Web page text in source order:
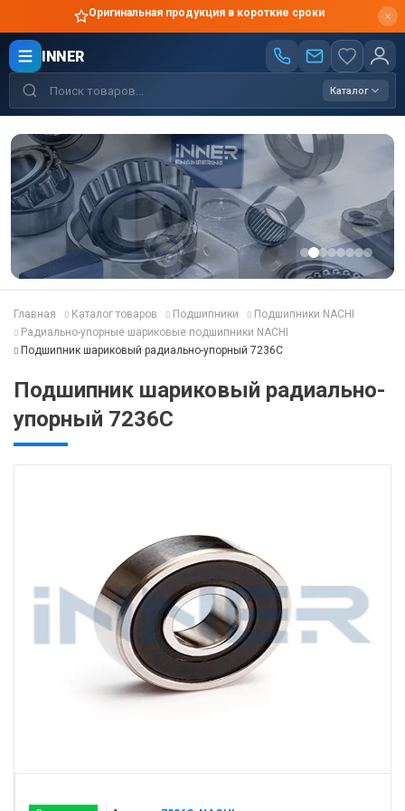
Оригинальная продукция в короткие сроки
INNER
Каталог
Главная Каталог товаров Подшипники
Подшипники NACHI
Радиально-упорные шариковые подшипники NACHI
Подшипник шариковый радиально-упорный 7236C
Подшипник шариковый радиально-
упорный 7236C